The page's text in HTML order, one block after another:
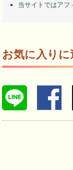
当サイトではアフ
お気に入りに